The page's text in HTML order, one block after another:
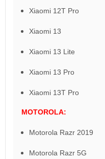
Xiaomi 12T Pro
Xiaomi 13
Xiaomi 13 Lite
Xiaomi 13 Pro
Xiaomi 13T Pro
MOTOROLA:
Motorola Razr 2019
Motorola Razr 5G